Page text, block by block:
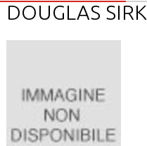
DOUGLAS SIRK